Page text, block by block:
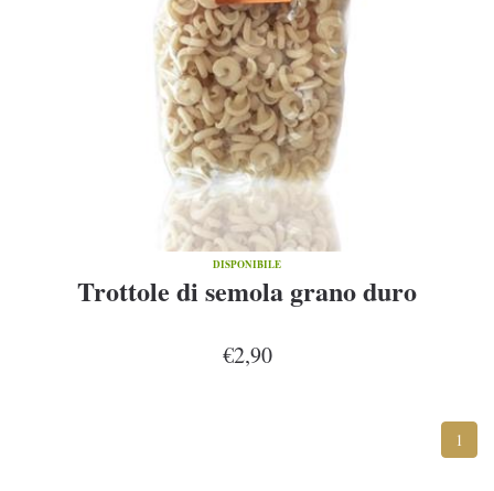
DISPONIBILE
Trottole di semola grano duro
€2,90
1